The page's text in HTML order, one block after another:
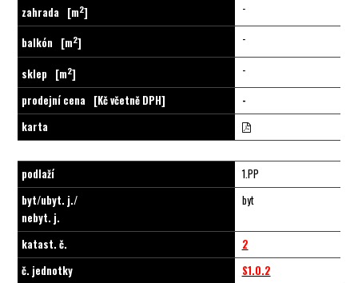
zahrada [m2] -
balkón [m2] -
sklep [m2] -
prodejní cena [Kč včetně DPH]
-
karta
podlaží
1.PP
byt/ubyt. j./
nebyt. j.
byt
katast. č.
2
č. jednotky
S1.0.2